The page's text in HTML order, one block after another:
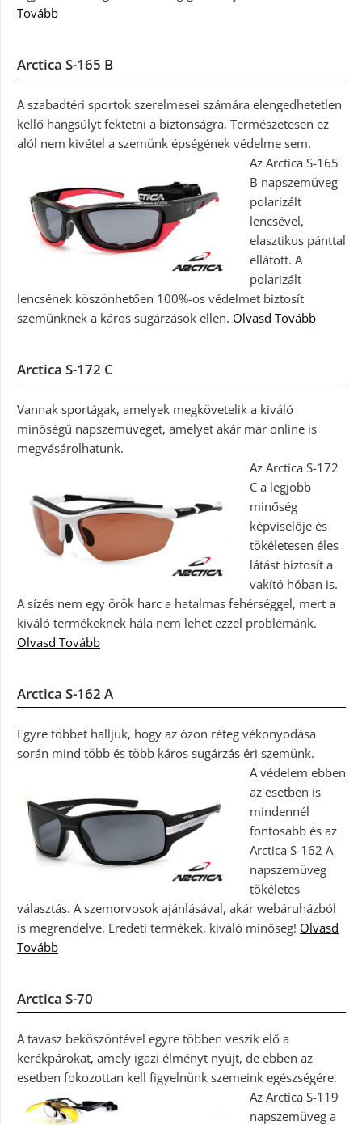
Tovább
Arctica S-165 B
A szabadtéri sportok szerelmesei számára elengedhetetlen
kellő hangsúlyt fektetni a biztonságra. Természetesen ez
alól nem kivétel a szemünk épségének védelme sem.
Az Arctica S-165
B napszemüveg
polarizált
lencsével,
elasztikus pánttal
ellátott. A
polarizált
lencsének köszönhetően 100%-os védelmet biztosít
szemünknek a káros sugárzások ellen. Olvasd Tovább
Arctica S-172 C
Vannak sportágak, amelyek megkövetelik a kiváló
minőségű napszemüveget, amelyet akár már online is
megvásárolhatunk.
Az Arctica S-172
C a legjobb
minőség
képviselője és
tökéletesen éles
látást biztosít a
vakító hóban is.
A sízés nem egy örök harc a hatalmas fehérséggel, mert a
kiváló termékeknek hála nem lehet ezzel problémánk.
Olvasd Tovább
Arctica S-162 A
Egyre többet halljuk, hogy az ózon réteg vékonyodása
során mind több és több káros sugárzás éri szemünk.
A védelem ebben
az esetben is
mindennél
fontosabb és az
Arctica S-162 A
napszemüveg
tökéletes
választás. A szemorvosok ajánlásával, akár webáruházból
is megrendelve. Eredeti termékek, kiváló minőség! Olvasd
Tovább
Arctica S-70
A tavasz beköszöntével egyre többen veszik elő a
kerékpárokat, amely igazi élményt nyújt, de ebben az
esetben fokozottan kell figyelnünk szemeink egészségére.
Az Arctica S-119
napszemüveg a